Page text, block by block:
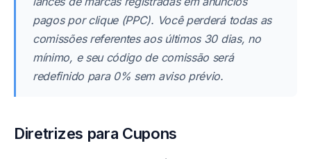
pagos por clique (PPC). Você perderá todas as
comissões referentes aos últimos 30 dias, no
mínimo, e seu código de comissão será
redefinido para 0% sem aviso prévio.
Diretrizes para Cupons